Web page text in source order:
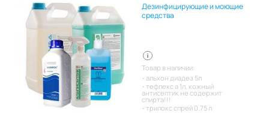
Дезинфицирующие и моющие
средства
Товар в наличии:
альхон диадез 5л
тефлекс а 1л, кожный
антисептик не содержит
спирта!!!
трилокс спрей 0.75 л